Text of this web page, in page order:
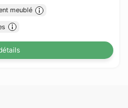
meublé